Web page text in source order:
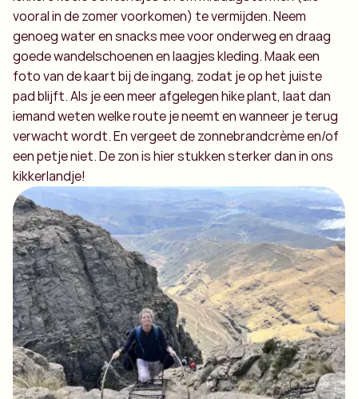
vooral in de zomer voorkomen) te vermijden. Neem
genoeg water en snacks mee voor onderweg en draag
goede wandelschoenen en laagjes kleding. Maak een
foto van de kaart bij de ingang, zodat je op het juiste
pad blijft. Als je een meer afgelegen hike plant, laat dan
iemand weten welke route je neemt en wanneer je terug
verwacht wordt. En vergeet de zonnebrandcrème en/of
een petje niet. De zon is hier stukken sterker dan in ons
kikkerlandje!